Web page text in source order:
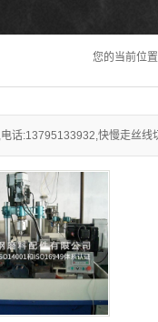
您的当前位置
话:13795133932,快慢走丝线